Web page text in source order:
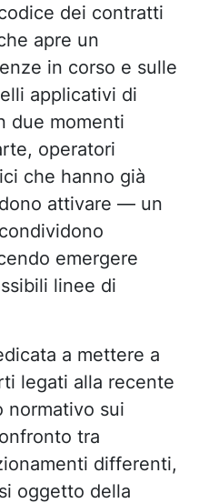
dei contratti
apre un
in corso e sulle
applicativi di
due momenti
operatori
che hanno già
attivare — un
emergere
linee di
a mettere a
legati alla recente
normativo sui
tra
differenti,
oggetto della